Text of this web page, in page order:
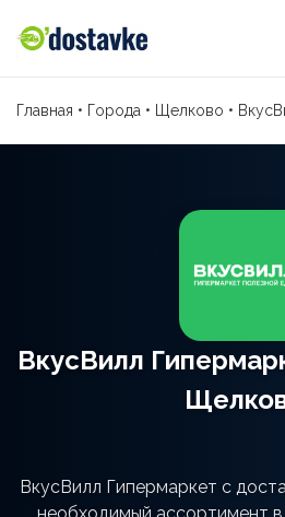
Главная • Города • Щелково •
ВкусВилл
ВкусВилл Гипермаркет с